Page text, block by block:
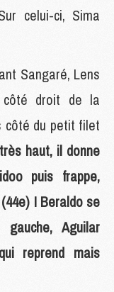
celui-ci, Sima
Sangaré, Lens
droit de la
côté du petit filet
haut, il donne
puis frappe,
! Beraldo se
Aguilar
reprend mais